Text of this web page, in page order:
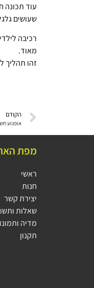
עוד תכונה
שעושים
רכיבה
מאוד.
זהו תהליך
הקודם
אופנוע
מפת
ראשי
חנות
יצירת קשר
שאלות
מדיה
תקנון